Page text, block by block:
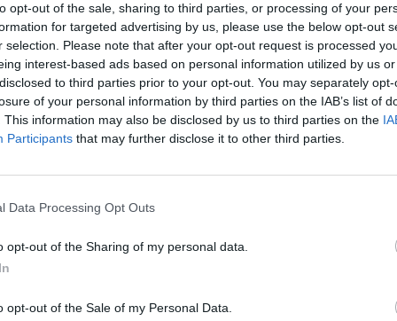
opt-out of the sale, sharing to third parties, or processing of your
for targeted advertising by us, please use the below opt-out
selection. Please note that after your opt-out request is processed
interest-based ads based on personal information utilized by us
to third parties prior to your opt-out. You may separately
of your personal information by third parties on the IAB’s list of
This information may also be disclosed by us to third parties on the
Participants that may further disclose it to other third parties.
Data Processing Opt Outs
opt-out of the Sharing of my personal data.
opt-out of the Sale of my Personal Data.
también podría gustarte: